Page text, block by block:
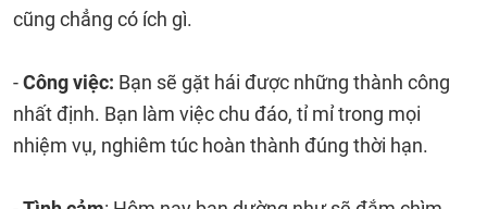
cũng chẳng có ích gì.
-Công việc: Bạn sẽ gặt hái được những thành công
nhất định. Bạn làm việc chu đáo, tỉ mỉ trong mọi
nhiệm vụ, nghiêm túc hoàn thành đúng thời hạn.